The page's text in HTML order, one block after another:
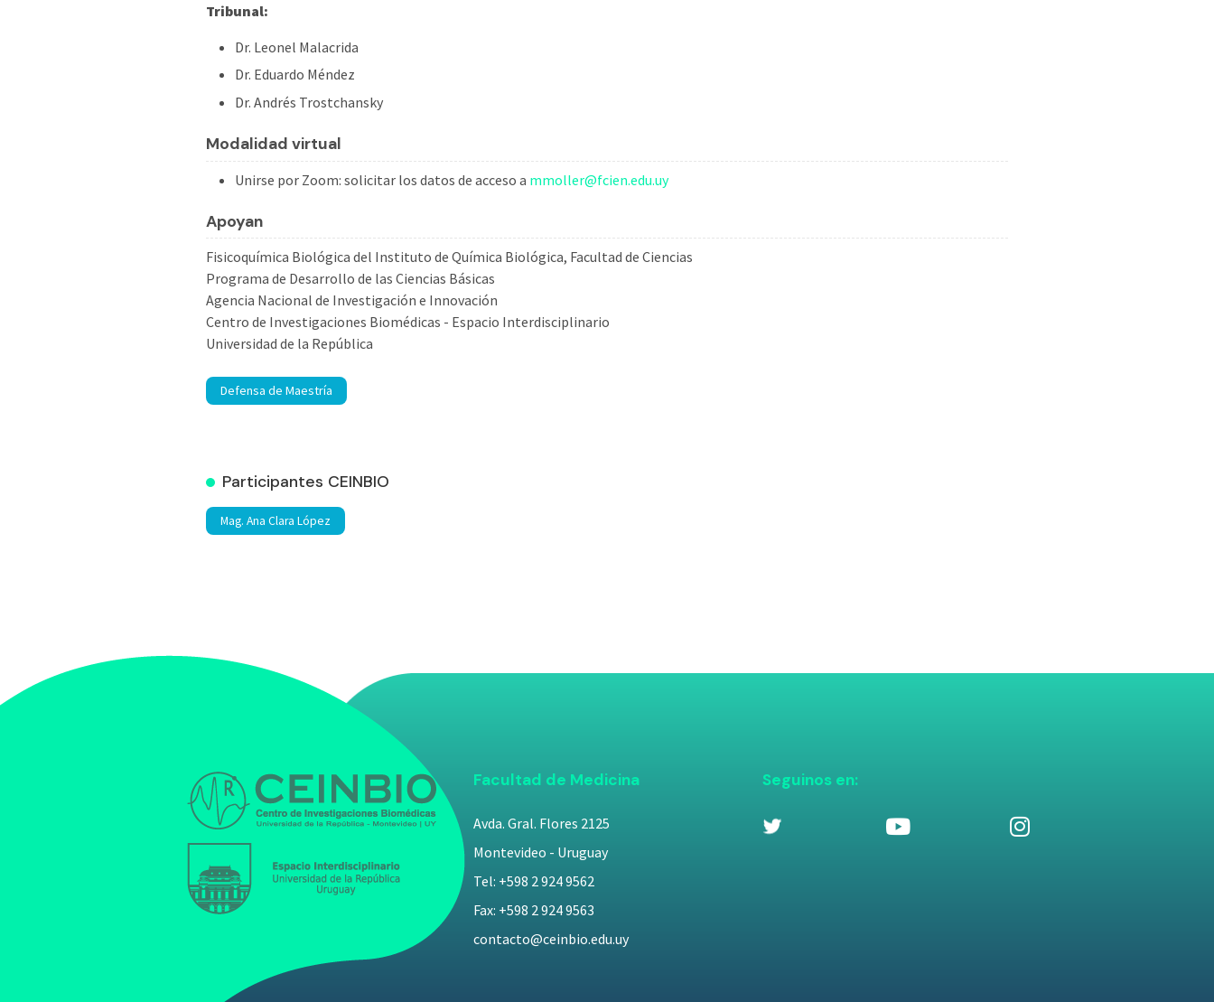
Tribunal:
Dr. Leonel Malacrida
Dr. Eduardo Méndez
Dr. Andrés Trostchansky
Modalidad virtual
Unirse por Zoom: solicitar los datos de acceso a mmoller@fcien.edu.uy
Apoyan
Fisicoquímica Biológica del Instituto de Química Biológica, Facultad de Ciencias
Programa de Desarrollo de las Ciencias Básicas
Agencia Nacional de Investigación e Innovación
Centro de Investigaciones Biomédicas - Espacio Interdisciplinario
Universidad de la República
Defensa de Maestría
Participantes CEINBIO
Mag. Ana Clara López
Facultad de Medicina
Avda. Gral. Flores 2125
Montevideo - Uruguay
Tel: +598 2 924 9562
Fax: +598 2 924 9563
contacto@ceinbio.edu.uy
Seguinos en: